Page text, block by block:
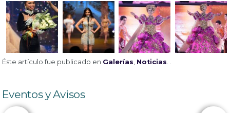
Éste artículo fue publicado en Galerías, Noticias. .
Eventos y Avisos